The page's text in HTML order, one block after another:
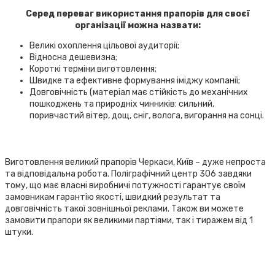
Серед переваг використання прапорів для своєї
організації можна назвати:
Великі охоплення цільової аудиторії;
Відносна дешевизна;
Короткі терміни виготовлення;
Швидке та ефективне формування іміджу компанії;
Довговічність (матеріал має стійкість до механічних
пошкоджень та природніх чинників: сильний,
поривчастий вітер, дощ, сніг, волога, вигорання на сонці.
Виготовлення великий прапорів Черкаси, Київ – дуже непроста
та відповідальна робота. Поліграфічний центр 306 завдяки
тому, що має власні виробничі потужності гарантує своїм
замовникам гарантію якості, швидкий результат та
довговічність такої зовнішньої реклами. Також ви можете
замовити прапори як великими партіями, так і тиражем від 1
штуки.